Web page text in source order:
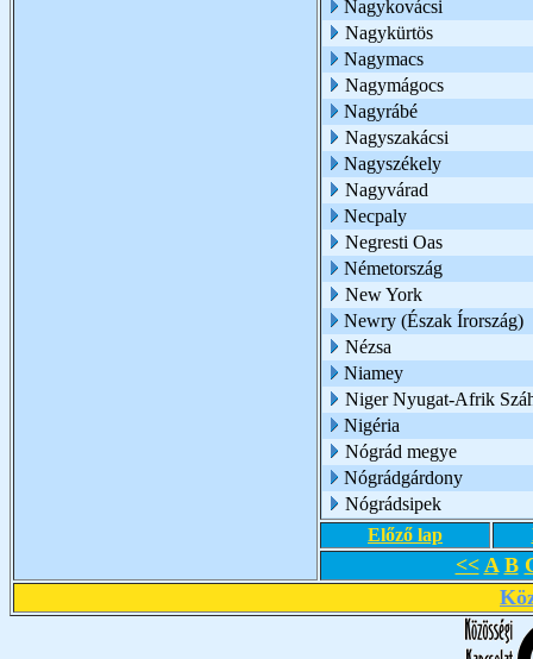
Nagykovácsi
Nagykürtös
Nagymacs
Nagymágocs
Nagyrábé
Nagyszakácsi
Nagyszékely
Nagyvárad
Necpaly
Negresti Oas
Németország
New York
Newry (Észak Írország)
Nézsa
Niamey
Niger Nyugat-Afrik
Nigéria
Nógrád megye
Nógrádgárdony
Nógrádsipek
Előző lap
<< A B